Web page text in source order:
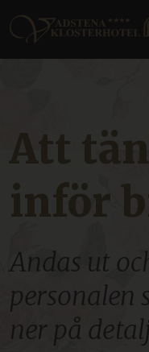
Att
inför
Andas ut
personalen
ner på